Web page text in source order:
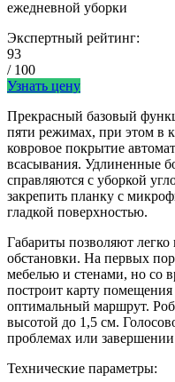
ежедневной уборки
Экспертный рейтинг:
93
/ 100
Узнать цену
Прекрасный базовый
пяти режимах, при этом в
ковровое покрытие
всасывания. Удлиненные
справляются с уборкой
закрепить планку с
гладкой поверхностью.
Габариты позволяют
обстановки. На первых
мебелью и стенами, но со
построит карту
оптимальный маршрут.
высотой до 1,5 см.
проблемах или
Технические параметры: